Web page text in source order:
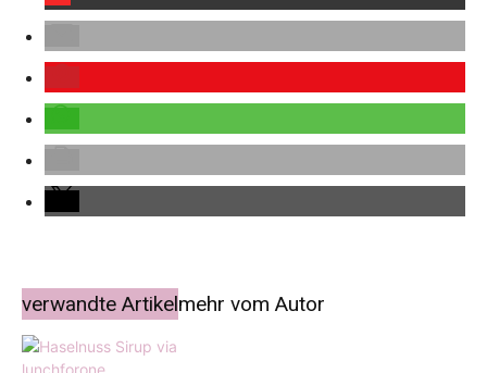
verwandte Artikelmehr vom Autor